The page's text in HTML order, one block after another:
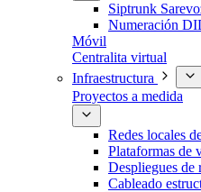
Siptrunk
Numeración
Móvil
Centralita virtual
Infraestructura
Proyectos a medida
Redes locales
Plataformas de
Despliegues de
Cableado